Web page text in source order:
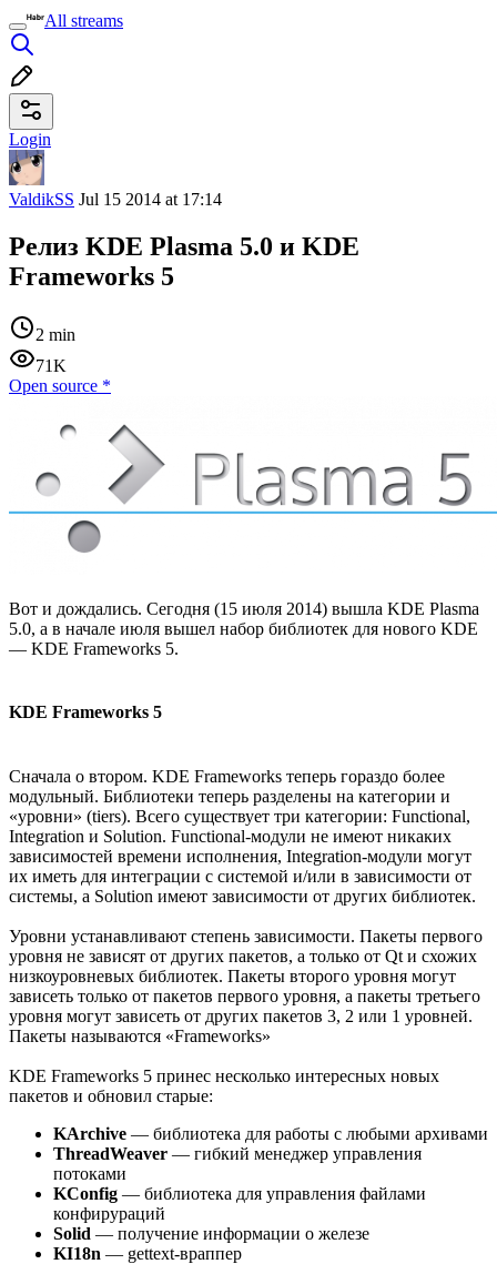
All streams
Login
ValdikSS Jul 15 2014 at 17:14
Релиз KDE Plasma 5.0 и KDE
Frameworks 5
2 min
71K
Open source *
Вот и дождались. Сегодня (15 июля 2014) вышла KDE Plasma
5.0, а в начале июля вышел набор библиотек для нового KDE
— KDE Frameworks 5.
KDE Frameworks 5
Сначала о втором. KDE Frameworks теперь гораздо более
модульный. Библиотеки теперь разделены на категории и
«уровни» (tiers). Всего существует три категории: Functional,
Integration и Solution. Functional-модули не имеют никаких
зависимостей времени исполнения, Integration-модули могут
их иметь для интеграции с системой и/или в зависимости от
системы, а Solution имеют зависимости от других библиотек.
Уровни устанавливают степень зависимости. Пакеты первого
уровня не зависят от других пакетов, а только от Qt и схожих
низкоуровневых библиотек. Пакеты второго уровня могут
зависеть только от пакетов первого уровня, а пакеты третьего
уровня могут зависеть от других пакетов 3, 2 или 1 уровней.
Пакеты называются «Frameworks»
KDE Frameworks 5 принес несколько интересных новых
пакетов и обновил старые:
KArchive — библиотека для работы с любыми архивами
ThreadWeaver — гибкий менеджер управления
потоками
KConfig — библиотека для управления файлами
конфирураций
Solid — получение информации о железе
KI18n — gettext-враппер